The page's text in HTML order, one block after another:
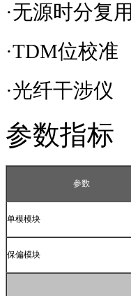
·无源时分复用
·TDM位校准
·光纤干涉仪
参数指标
参数
单模模块
保偏模块